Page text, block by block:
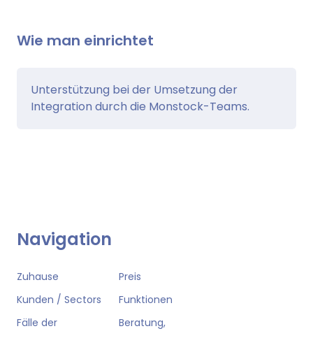
Wie man einrichtet
Unterstützung bei der Umsetzung der
Integration durch die Monstock-Teams.
Navigation
Zuhause
Preis
Kunden / Sectors
Funktionen
Fälle der
Beratung,